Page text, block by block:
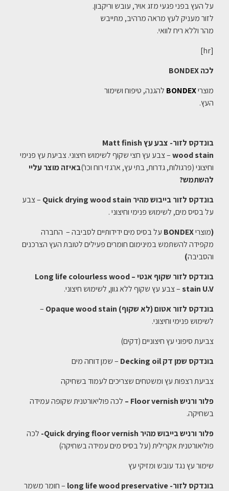
על העץ בפני פגעי מזג אויר, עובש וריקבון.
לזור מעניק לעץ מראה מרהיב, מתייבש
מהר וללא ריח לוואי.
[hr]
לכה BONDEX
מוצריBONDEX להגנה, טיפוח ושימור
העץ.
בונדקס לזור- צבע עץ Matt finish
wood stain– צבע עץ חצי שקוף לשימוש חיצוני. צביעת עץ פנימי
וחיצוני (פרגולות, גדרות, בתי עץ, ארגזי רוח וכו')באיזה מוצר עליי
להשתמש?
בונדקס לזור בייבוש מהיר Quick drying wood stain
– צבע
על בסיס מים, לשימוש פנימי וחיצוני .
(מוצריBONDEX על בסיס מים ידידותיים לסביבה – החברה
מקפידה להשתמש במינימום חומרים פעילים לטובת העץ הצרכנים
והסביבה)
בונדקס לזור שקוף אנטי – Long life colourless wood
stain U.V– צבע עץ שקוף ללא גוון, לשימוש חיצוני.
בונדקס לזור אטום (לא שקוף) Opaque wood stain
–
לשימוש פנימי וחיצוני.
צביעת סיפוני עץ חיצוניים (דקים)
בונדקס שמן דק Decking oil
– שמן דוחה מים
צביעת רצפות עץ ומשטחים שצריכים לעמוד בשחיקה
פלור ורניש Floor vernish –
לכה פוליאורטנית שקופה עמידה
בשחיקה.
פלור ורניש בייבוש מהיר Quick drying floor vernish-
לכה
פוליאורטנית אקרילית (על בסיס מים עמידה בשחיקה)
שימור עץ נגד עובש ומזיקי עץ
בונדקס לזור- long life wood preservative
– חומר משמר